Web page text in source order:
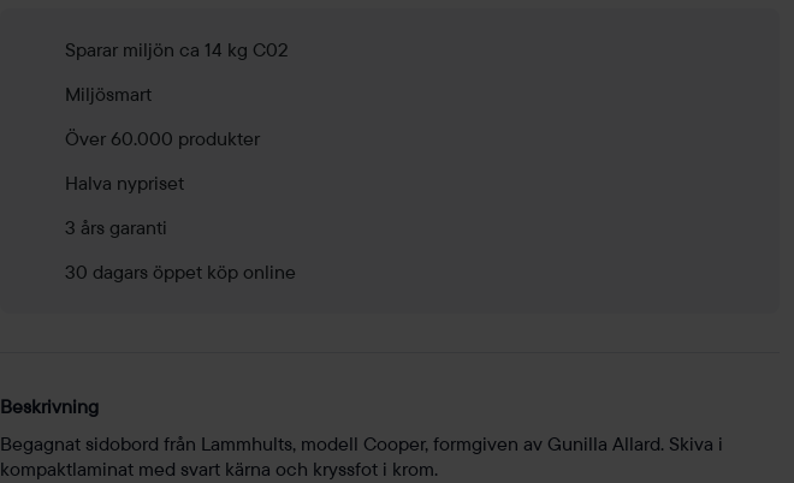
Sparar miljön ca 14 kg C02
Miljösmart
Över 60.000 produkter
Halva nypriset
3 års garanti
30 dagars öppet köp online
Beskrivning
Begagnat sidobord från Lammhults, modell Cooper, formgiven av Gunilla Allard. Skiva i
kompaktlaminat med svart kärna och kryssfot i krom.